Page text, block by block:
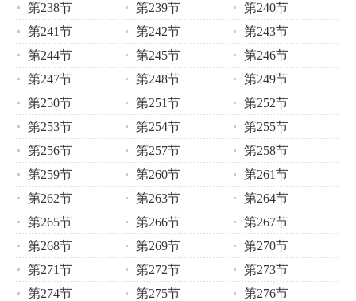
第238节
第239节
第240节
第241节
第242节
第243节
第244节
第245节
第246节
第247节
第248节
第249节
第250节
第251节
第252节
第253节
第254节
第255节
第256节
第257节
第258节
第259节
第260节
第261节
第262节
第263节
第264节
第265节
第266节
第267节
第268节
第269节
第270节
第271节
第272节
第273节
第274节
第275节
第276节